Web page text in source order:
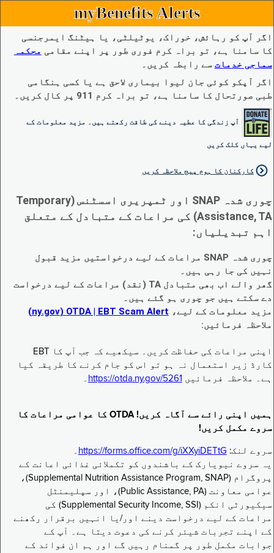
myBenefits Alerts
اگر آپ کو رہائش، خوراک، یوٹیلٹی، یا ہیٹنگ ایمرجنسی
کا سامنا ہے، تو براہ کرم فوری طور پر اپنے مقامی محکمہ
سماجی خدمات سے رابطہ کریں۔
اگر آپکو کوئی جان لیوا بیماری لاحق ہے یا کسی ہنگامی
طبی صورتحال کا سامنا ہے، تو براہ کرم 911 پر کال کریں۔
آپ زندگی کا عطیہ دینے کی طاقت رکھتے ہیں۔ مزید معلومات کے
لیے یہاں کلک کریں
کارکنان کا ہوم پیج ملاحظہ کریں
چوری شدہ SNAP اور ٹمپریری اسسٹنس (Temporary
Assistance, TA) کی مراعات کے متبادل کے متعلق
اہم تبدیلیاں:
چوری شدہ SNAP مراعات کے لیے درخواستیں مزید قبول
نہیں کی جا رہی ہیں۔
گھر والے اب بھی متبادل TA (نقد) مراعات کے لیے درخواست
دے سکتے ہیں جو چوری ہو گئے ہیں۔
مزید معلومات کے لیے، EBT Scam Alert ‏| OTDA ‏(ny.gov)
ملاحظہ فرمائیں:
اپنی مراعات کی حفاظت کریں۔ سیکھیے کہ جب آپ کا EBT
کارڈ زیر استعمال نہ ہو تو اس کو جام کرنے کا طریقہ کیا
ہے۔ ملاحظہ فرمائیں https://otda.ny.gov/5261 ۔
ہمیں اپنی رائے سے آگاہ کریں! OTDA کا عوامی مراعات کا
سروے مکمل کریں!
سروے لنک: https://forms.office.com/g/iXXyiDETtG ۔
یہ سروے نیویارک کے باشندوں کو تکملائی غذائی اعانت کے
پروگرام (Supplemental Nutrition Assistance Program, SNAP)،
عوامی معاونت (Public Assistance, PA)، اور سپلیمنٹل
سیکیورٹی انکم (Supplemental Security Income, SSI) کی
مراعات کے لیے درخواست دینے اور/یا انہیں برقرار رکھنے
کے اپنے تجربات شیئر کرنے کی دعوت دیتا ہے۔ آپ کے
جوابات مکمل طور پر گمنام رہیں گے اور ہم ان فوائد کے